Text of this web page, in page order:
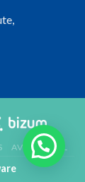
AVISO LEGAL